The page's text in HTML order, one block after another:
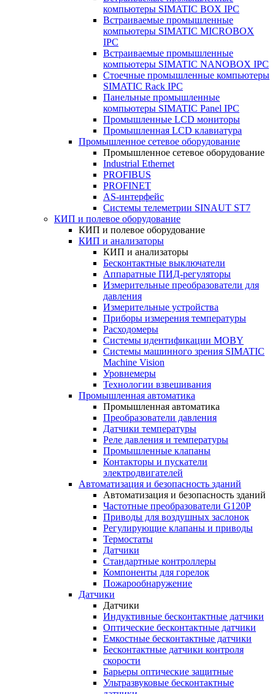
компьютеры SIMATIC BOX IPC
Встраиваемые промышленные
компьютеры SIMATIC MICROBOX
IPC
Встраиваемые промышленные
компьютеры SIMATIC NANOBOX IPC
Стоечные промышленные компьютеры
SIMATIC Rack IPC
Панельные промышленные
компьютеры SIMATIC Panel IPC
Промышленные LCD мониторы
Промышленная LCD клавиатура
Промышленное сетевое оборудование
Промышленное сетевое оборудование
Industrial Ethernet
PROFIBUS
PROFINET
AS-интерфейс
Системы телеметрии SINAUT ST7
КИП и полевое оборудование
КИП и полевое оборудование
КИП и анализаторы
КИП и анализаторы
Бесконтактные выключатели
Аппаратные ПИД-регуляторы
Измерительные преобразователи для
давления
Измерительные устройства
Приборы измерения температуры
Расходомеры
Системы идентификации MOBY
Системы машинного зрения SIMATIC
Machine Vision
Уровнемеры
Технологии взвешивания
Промышленная автоматика
Промышленная автоматика
Преобразователи давления
Датчики температуры
Реле давления и температуры
Промышленные клапаны
Контакторы и пускатели
электродвигателей
Автоматизация и безопасность зданий
Автоматизация и безопасность зданий
Частотные преобразователи G120P
Приводы для воздушных заслонок
Регулирующие клапаны и приводы
Термостаты
Датчики
Стандартные контроллеры
Компоненты для горелок
Пожарообнаружение
Датчики
Датчики
Индуктивные бесконтактные датчики
Оптические бесконтактные датчики
Емкостные бесконтактные датчики
Бесконтактные датчики контроля
скорости
Барьеры оптические защитные
Ультразвуковые бесконтактные